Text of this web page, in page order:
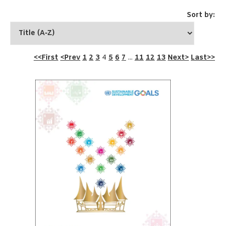
Sort by:
<<First <Prev 1 2 3 4 5 6 7 ... 11 12 13 Next> Last>>